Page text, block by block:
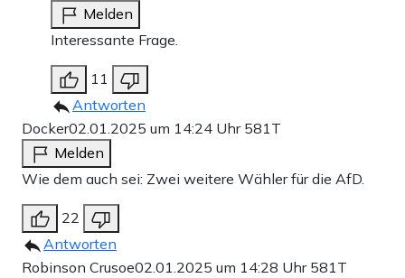
Melden
Interessante Frage.
11
Antworten
Docker02.01.2025 um 14:24 Uhr 581T
Melden
Wie dem auch sei: Zwei weitere Wähler für die AfD.
22
Antworten
Robinson Crusoe02.01.2025 um 14:28 Uhr 581T